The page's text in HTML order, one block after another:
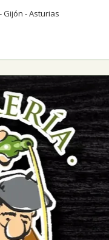
Gijón - Asturias